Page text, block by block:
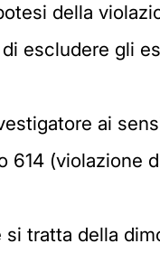
della
escludere gli
ai
614 (violazione
tratta della